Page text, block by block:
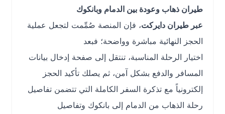
طيران ذهاب وعودة بين الدمام وبانكوك
عبر طيران دايركت، فإن المنصة صُمِّمت لتجعل عملية
الحجز النهائية مباشرة وواضحة؛ فبعد
اختيار الرحلة المناسبة، تنتقل إلى صفحة إدخال بيانات
المسافر والدفع بشكل آمن، ثم يصلك تأكيد الحجز
إلكترونياً مع تذكرة السفر الكاملة التي تتضمن تفاصيل
رحلة الذهاب من الدمام إلى بانكوك وتفاصيل